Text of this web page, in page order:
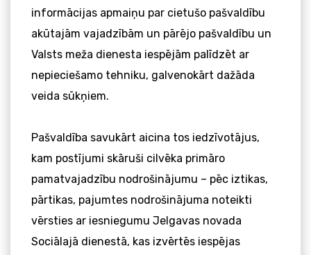
informācijas apmaiņu par cietušo pašvaldību
akūtajām vajadzībām un pārējo pašvaldību un
Valsts meža dienesta iespējām palīdzēt ar
nepieciešamo tehniku, galvenokārt dažāda
veida sūkņiem.
Pašvaldība savukārt aicina tos iedzīvotājus,
kam postījumi skāruši cilvēka primāro
pamatvajadzību nodrošinājumu – pēc iztikas,
pārtikas, pajumtes nodrošinājuma noteikti
vērsties ar iesniegumu Jelgavas novada
Sociālajā dienestā, kas izvērtēs iespējas